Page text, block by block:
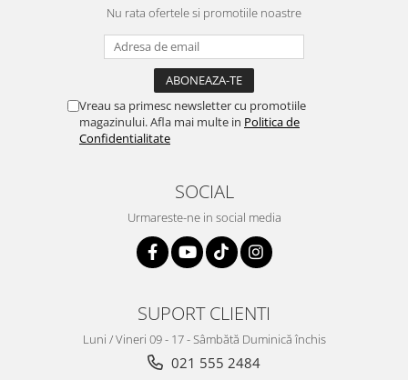
Nu rata ofertele si promotiile noastre
Vreau sa primesc newsletter cu promotiile
magazinului. Afla mai multe in Politica de
Confidentialitate
SOCIAL
Urmareste-ne in social media
SUPORT CLIENTI
Luni / Vineri 09 - 17 - Sâmbătă Duminică închis
021 555 2484